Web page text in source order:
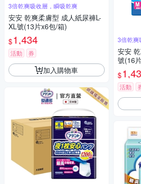
3倍乾爽吸收層，瞬吸乾爽
安安 乾爽柔膚型 成人紙尿褲L-
XL號(13片x6包/箱)
$1,434
活動 券
加入購物車
3倍乾爽
安安
號(16
$
活動